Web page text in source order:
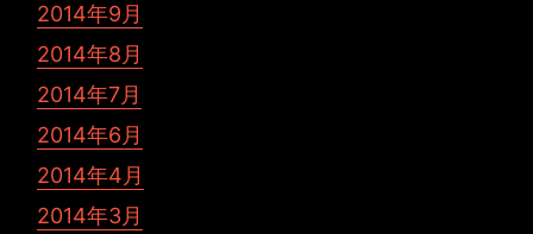
2014年9月
2014年8月
2014年7月
2014年6月
2014年4月
2014年3月